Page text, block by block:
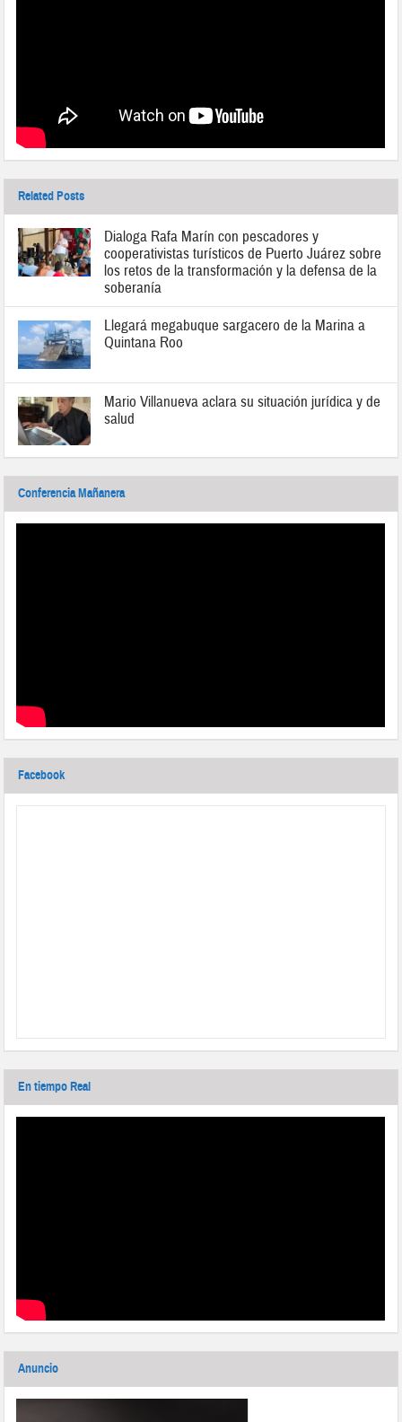
Related Posts
Dialoga Rafa Marín con pescadores y
cooperativistas turísticos de Puerto Juárez sobre
los retos de la transformación y la defensa de la
soberanía
Llegará megabuque sargacero de la Marina a
Quintana Roo
Mario Villanueva aclara su situación jurídica y de
salud
Conferencia Mañanera
Facebook
En tiempo Real
Anuncio